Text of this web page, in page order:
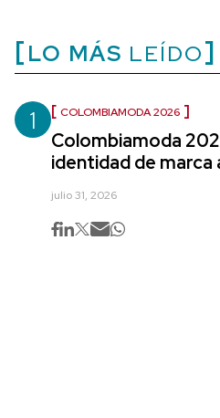
LO MÁS LEÍDO
1 COLOMBIAMODA 2026
Colombiamoda
identidad de marca
julio 31, 2026